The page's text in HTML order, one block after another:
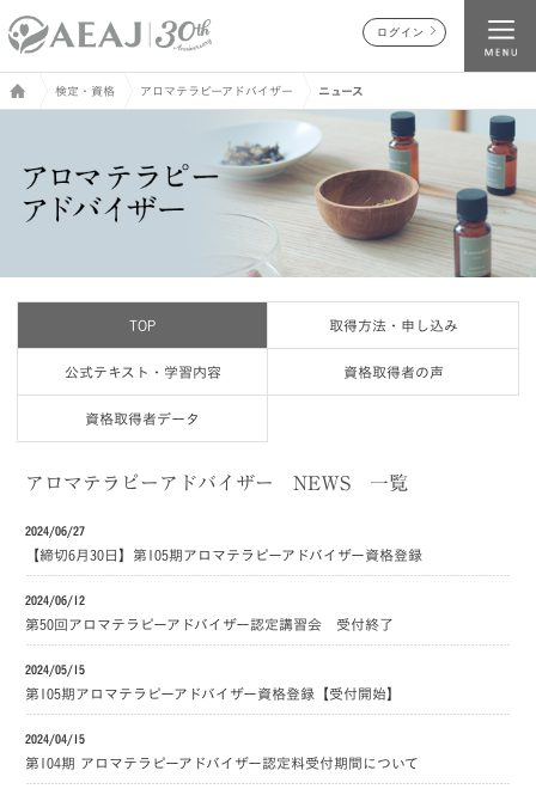
ログイン
検定・資格 アロマテラピーアドバイザー ニュース
TOP 取得方法・申し込み
公式テキスト・学習内容 資格取得者の声
資格取得者データ
アロマテラピーアドバイザー NEWS 一覧
2024/06/27
【締切6月30日】第105期アロマテラピーアドバイザー資格登録
2024/06/12
第50回アロマテラピーアドバイザー認定講習会 受付終了
2024/05/15
第105期アロマテラピーアドバイザー資格登録【受付開始】
2024/04/15
第104期 アロマテラピーアドバイザー認定料受付期間について